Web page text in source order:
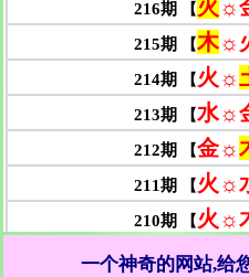
一个神奇的网站,给